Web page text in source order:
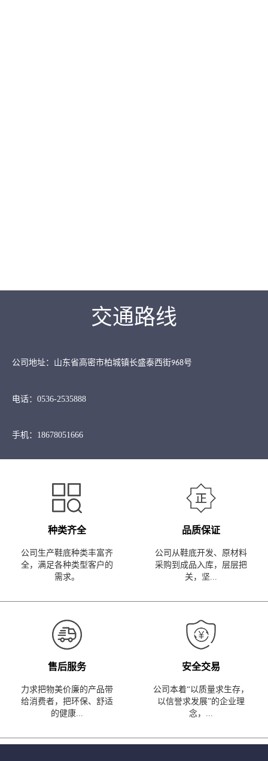
交通路线
公司地址：山东省高密市柏城镇长盛泰西街968号
电话：0536-2535888
手机：18678051666
种类齐全
公司生产鞋底种类丰富齐
全，满足各种类型客户的
需求。
品质保证
公司从鞋底开发、原材料
采购到成品入库，层层把
关，坚...
售后服务
力求把物美价廉的产品带
给消费者，把环保、舒适
的健康...
安全交易
公司本着“以质量求生存，
以信誉求发展”的企业理
念，...